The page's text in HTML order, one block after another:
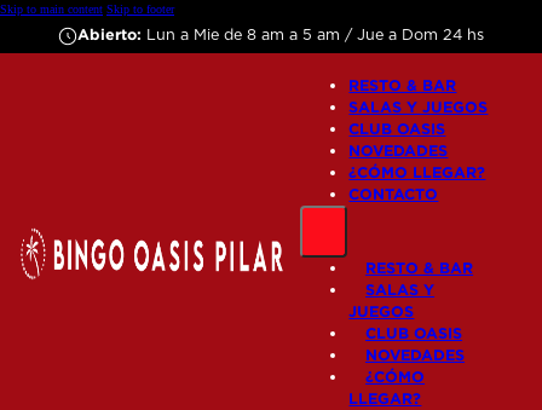
Skip to main content Skip to footer
Abierto: Lun a Mie de 8 am a 5 am / Jue a Dom 24 hs
RESTO & BAR
SALAS Y JUEGOS
CLUB OASIS
NOVEDADES
¿CÓMO LLEGAR?
CONTACTO
RESTO & BAR
SALAS Y
JUEGOS
CLUB OASIS
NOVEDADES
¿CÓMO
LLEGAR?